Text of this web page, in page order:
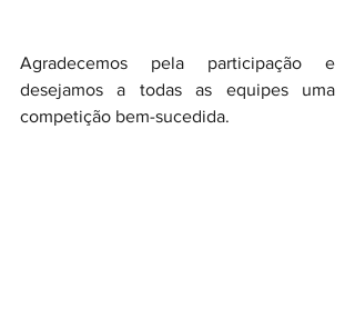
Agradecemos pela participação e
desejamos a todas as equipes uma
competição bem-sucedida.